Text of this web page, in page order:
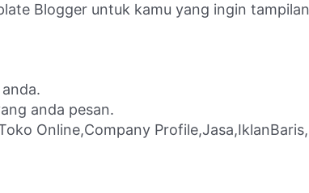
Blogger untuk kamu yang ingin
anda pesan.
Online,Company